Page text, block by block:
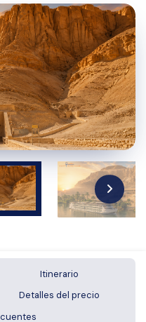
Itinerario
Detalles del precio